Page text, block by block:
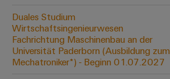
Effizienter
Betrieb
von
Windparks
Assemblierungsservice
Bestückte
Klemmenleisten
Duales Studium
Wirtschaftsingenieurwesen
Fachrichtung Maschinenbau an der
Universität Paderborn (Ausbildung zum
Mechatroniker*) - Beginn 01.07.2027